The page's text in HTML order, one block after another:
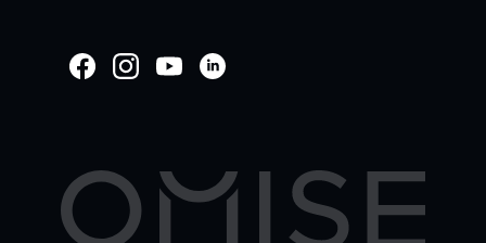
OMISE SUPPORT.
HOW CAN WE